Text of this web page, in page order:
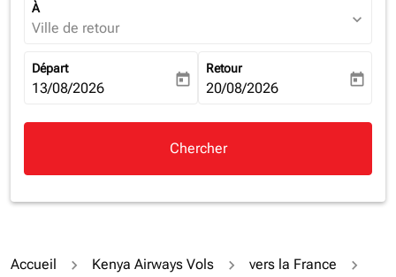
À
Ville de retour expand_more
Départ
fc-booking-departure-date-aria-label
13/08/2026 today
Retour
fc-booking-return-date-aria-
20/08/2026 today
Chercher
Accueil Kenya Airways Vols
vers la France